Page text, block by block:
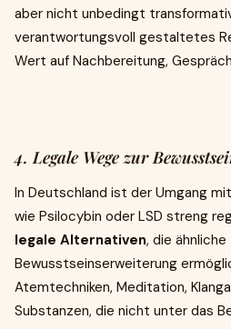
aber nicht unbedingt
verantwortungsvoll gestaltetes
Wert auf Nachbereitung,
4. Legale Wege zur
In Deutschland ist der Umgang
wie Psilocybin oder LSD streng
legale Alternativen, die
Bewusstseinserweiterung
Atemtechniken, Meditation,
Substanzen, die nicht unter das